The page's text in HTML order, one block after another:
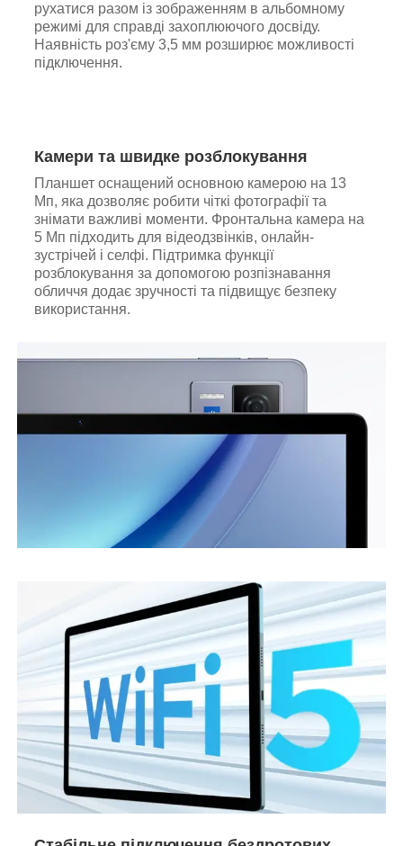
рухатися разом із зображенням в альбомному
режимі для справді захоплюючого досвіду.
Наявність роз'єму 3,5 мм розширює можливості
підключення.
Камери та швидке розблокування
Планшет оснащений основною камерою на 13
Мп, яка дозволяє робити чіткі фотографії та
знімати важливі моменти. Фронтальна камера на
5 Мп підходить для відеодзвінків, онлайн-
зустрічей і селфі. Підтримка функції
розблокування за допомогою розпізнавання
обличчя додає зручності та підвищує безпеку
використання.